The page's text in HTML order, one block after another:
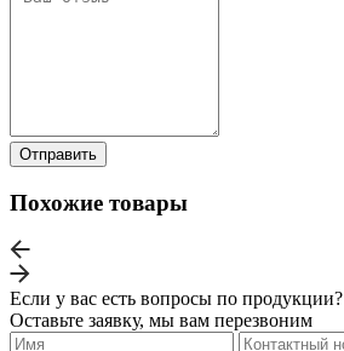
Отправить
Похожие товары
Если у вас есть вопросы по продукции?
Оставьте заявку, мы вам перезвоним